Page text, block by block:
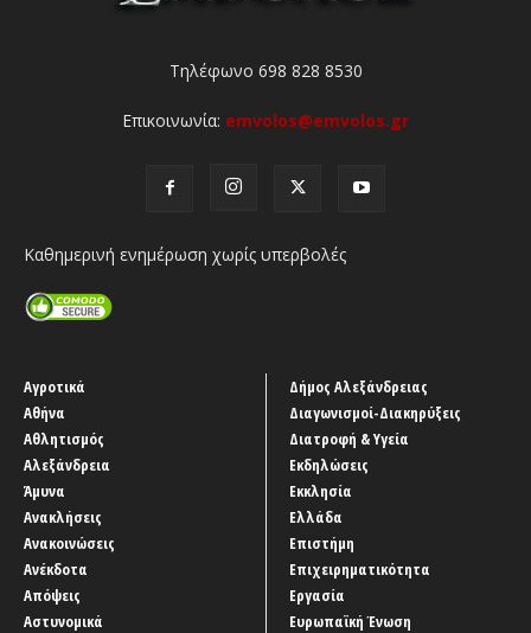
Τηλέφωνο 698 828 8530
Επικοινωνία: emvolos@emvolos.gr
Καθημερινή ενημέρωση χωρίς υπερβολές
Αγροτικά
Αθήνα
Αθλητισμός
Αλεξάνδρεια
Άμυνα
Ανακλήσεις
Ανακοινώσεις
Ανέκδοτα
Απόψεις
Αστυνομικά
Δήμος Αλεξάνδρειας
Διαγωνισμοί-Διακηρύξεις
Διατροφή & Υγεία
Εκδηλώσεις
Εκκλησία
Ελλάδα
Επιστήμη
Επιχειρηματικότητα
Εργασία
Ευρωπαϊκή Ένωση